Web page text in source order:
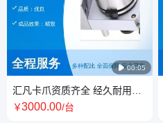
 00:05
汇凡卡爪资质齐全 经久耐用按
需定制 优质服务专业打造
￥3000.00/台